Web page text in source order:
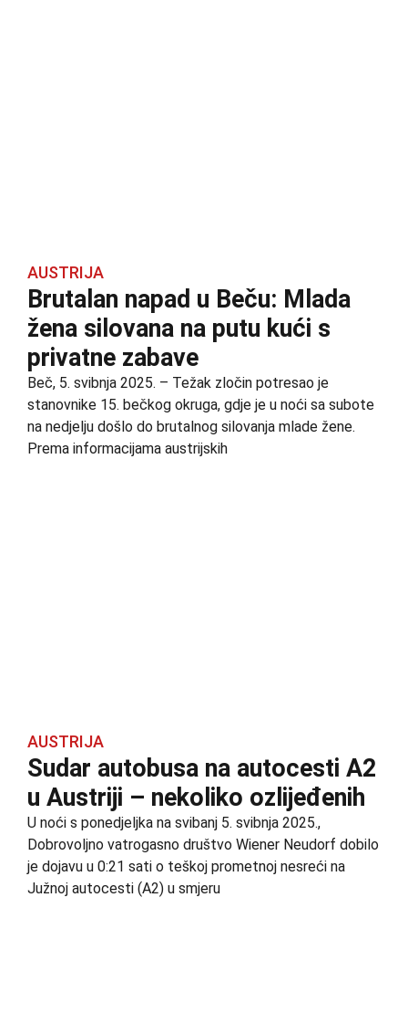
AUSTRIJA
Brutalan napad u Beču: Mlada
žena silovana na putu kući s
privatne zabave
Beč, 5. svibnja 2025. – Težak zločin potresao je
stanovnike 15. bečkog okruga, gdje je u noći sa subote
na nedjelju došlo do brutalnog silovanja mlade žene.
Prema informacijama austrijskih
AUSTRIJA
Sudar autobusa na autocesti A2
u Austriji – nekoliko ozlijeđenih
U noći s ponedjeljka na svibanj 5. svibnja 2025.,
Dobrovoljno vatrogasno društvo Wiener Neudorf dobilo
je dojavu u 0:21 sati o teškoj prometnoj nesreći na
Južnoj autocesti (A2) u smjeru